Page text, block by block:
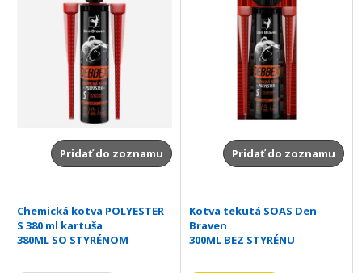
Pridať do zoznamu Pridať do zoznamu
Chemická kotva POLYESTER
S 380 ml kartuša
380ML SO STYRÉNOM
Kotva tekutá SOAS Den
Braven
300ML BEZ STYRÉNU